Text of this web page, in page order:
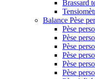
Brassard
Balance Pèse
Pèse
Pèse
Pèse
Pèse
Pèse
Pèse